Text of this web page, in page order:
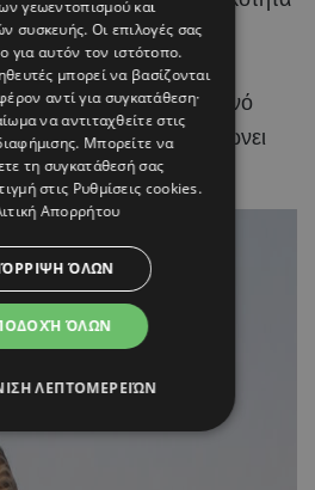
τη σχέση τους. Η
την Κυριακή 2
ειδυλλιακό καλοκαιρινό
τοπίο να συμπληρώνει
ημέρας.
γεωεντοπισμού και
συσκευής. Οι επιλογές σας
για αυτόν τον ιστότοπο.
μπορεί να βασίζονται
αντί για συγκατάθεση·
να αντιταχθείτε στις
. Μπορείτε να
τη συγκατάθεσή σας
στις Ρυθμίσεις cookies.
Απορρήτου
ΌΛΩΝ
ΌΛΩΝ
ΛΕΠΤΟΜΕΡΕΙΏΝ